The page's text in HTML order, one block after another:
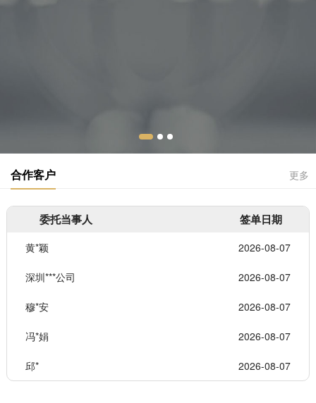
更多
合作客户
委托当事人 签单日期
黄*颖 2026-08-07
深圳***公司 2026-08-07
穆*安 2026-08-07
冯*娟 2026-08-07
邱* 2026-08-07